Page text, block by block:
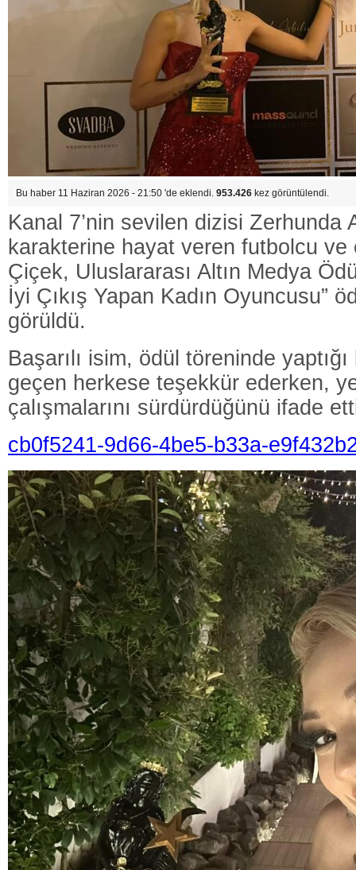
Bu haber 11 Haziran 2026 - 21:50 'de eklendi. 953.426 kez görüntülendi.
Kanal 7’nin sevilen dizisi Zerhunda
karakterine hayat veren futbolcu ve
Çiçek, Uluslararası Altın Medya
İyi Çıkış Yapan Kadın Oyuncusu”
görüldü.
Başarılı isim, ödül töreninde
geçen herkese teşekkür ederken,
çalışmalarını sürdürdüğünü ifade
cb0f5241-9d66-4be5-b33a-